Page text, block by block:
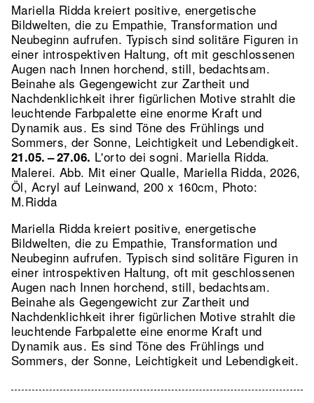
Mariella Ridda kreiert positive, energetische
Bildwelten, die zu Empathie, Transformation und
Neubeginn aufrufen. Typisch sind solitäre Figuren in
einer introspektiven Haltung, oft mit geschlossenen
Augen nach Innen horchend, still, bedachtsam.
Beinahe als Gegengewicht zur Zartheit und
Nachdenklichkeit ihrer figürlichen Motive strahlt die
leuchtende Farbpalette eine enorme Kraft und
Dynamik aus. Es sind Töne des Frühlings und
Sommers, der Sonne, Leichtigkeit und Lebendigkeit.
21.05. – 27.06. L'orto dei sogni. Mariella Ridda.
Malerei. Abb. Mit einer Qualle, Mariella Ridda, 2026,
Öl, Acryl auf Leinwand, 200 x 160cm, Photo:
M.Ridda
Mariella Ridda kreiert positive, energetische
Bildwelten, die zu Empathie, Transformation und
Neubeginn aufrufen. Typisch sind solitäre Figuren in
einer introspektiven Haltung, oft mit geschlossenen
Augen nach Innen horchend, still, bedachtsam.
Beinahe als Gegengewicht zur Zartheit und
Nachdenklichkeit ihrer figürlichen Motive strahlt die
leuchtende Farbpalette eine enorme Kraft und
Dynamik aus. Es sind Töne des Frühlings und
Sommers, der Sonne, Leichtigkeit und Lebendigkeit.